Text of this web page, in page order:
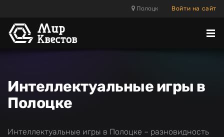
Полоцк Войти на сайт
Интеллектуальные игры в
Полоцке
Интеллектуальные игры в Полоцке – разновидность